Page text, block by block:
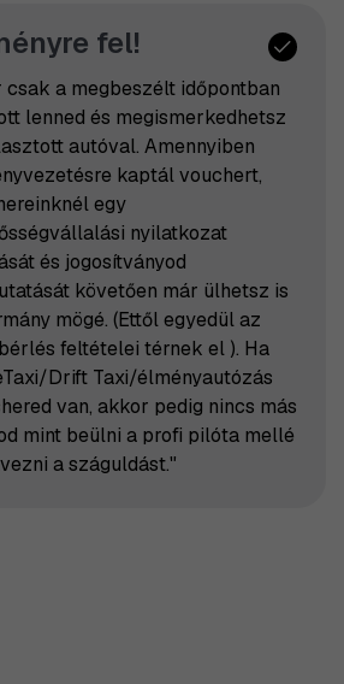
fel!
csak a megbeszélt időpontban
lenned és megismerkedhetsz
autóval. Amennyiben
kaptál vouchert,
egy
nyilatkozat
és jogosítványod
követően már ülhetsz is
mögé. (Ettől egyedül az
feltételei térnek el ). Ha
Drift Taxi/élményautózás
van, akkor pedig nincs más
mint beülni a profi pilóta mellé
a száguldást."